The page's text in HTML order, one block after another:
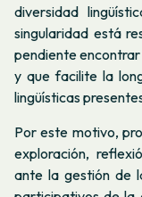
diversidad
singularidad está
pendiente
y que facilite la
lingüísticas
Por este motivo,
exploración,
ante la gestión de